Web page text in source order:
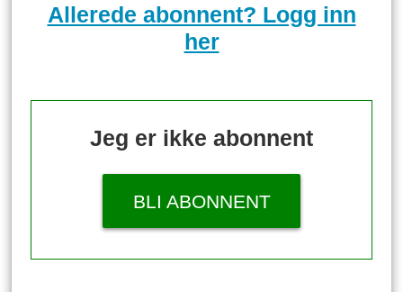
Allerede abonnent? Logg inn
her
Jeg er ikke abonnent
BLI ABONNENT